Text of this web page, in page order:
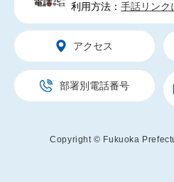
利用方法： 手話リンク
アクセス
部署別電話番号
Copyright © Fukuoka